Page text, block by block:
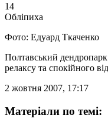
14
Обліпиха
Фото: Едуард Ткаченко
Полтавський
релаксу та спокійного
2 жовтня 2007, 17:17
Матеріали по темі: